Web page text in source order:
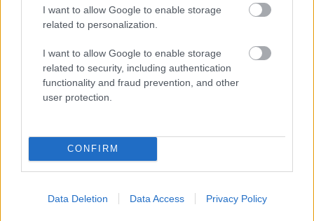
I want to allow Google to enable storage
related to personalization.
I want to allow Google to enable storage
related to security, including authentication
functionality and fraud prevention, and other
user protection.
CONFIRM
Data Deletion Data Access Privacy Policy
apariciones.
Su mejor valoración la obtuvo en la jornada 20, en la que
anotó 3 goles y repartió una asistencia ante el Racing de
Ferrol, alcanzando los 24 puntos.
¿Aún no juegas a Comunio de Segunda? Regístrate,